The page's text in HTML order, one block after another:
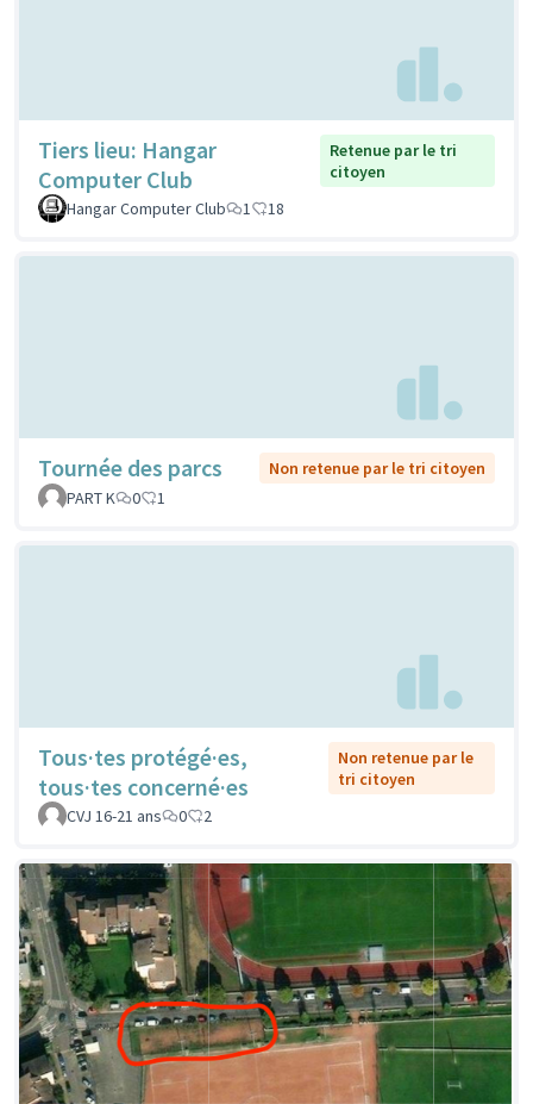
Tiers lieu: Hangar
Computer Club
Retenue par le tri
citoyen
Hangar Computer Club
1 18
Tournée des parcs
Non retenue par le tri citoyen
PART K
0 1
Tous·tes protégé·es,
tous·tes concerné·es
Non retenue par le
tri citoyen
CVJ 16-21 ans
0 2